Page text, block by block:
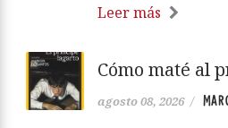
Leer más
Cómo maté al
agosto 08, 2026 /